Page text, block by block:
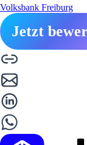
Volksbank Freiburg
Jetzt